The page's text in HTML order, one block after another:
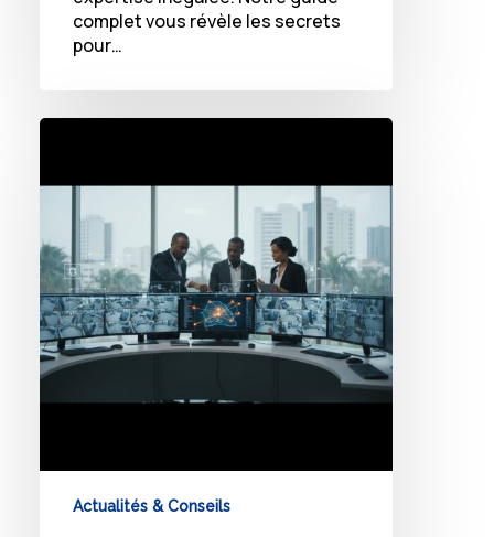
complet vous révèle les secrets
pour…
Comment
redéfinit
la
sécurité
privée
au
Sénégal
en
Actualités & Conseils